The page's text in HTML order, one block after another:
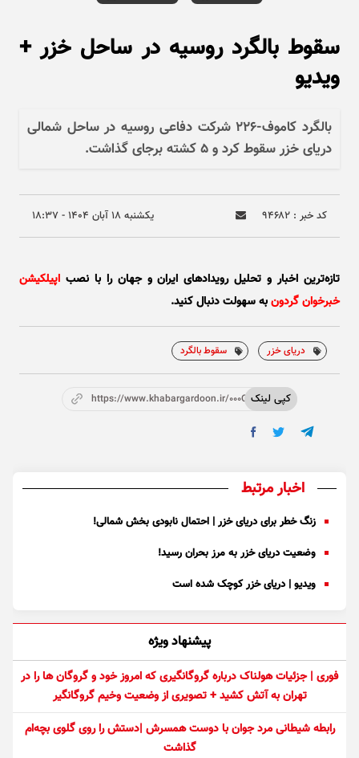
سقوط بالگرد روسیه در ساحل خزر +
ویدیو
بالگرد کاموف-۲۲۶ شرکت دفاعی روسیه در ساحل شمالی
دریای خزر سقوط کرد و ۵ کشته برجای گذاشت.
کد خبر : ۹۴۶۸۲ يکشنبه ۱۸ آبان ۱۴۰۴ - ۱۸:۳۷
تازه‌ترین اخبار و تحلیل‌ رویدادهای ایران و جهان را با نصب اپیلکیشن
خبرخوان گردونبه سهولت دنبال کنید.
دریای خزر سقوط بالگرد
کپی لینکhttps://www.khabargardoon.ir/000Od8
اخبار مرتبط
زنگ خطر برای دریای خزر | احتمال نابودی بخش شمالی!
وضعیت دریای خزر به مرز بحران رسید!
ویدیو | دریای خزر کوچک شده است
پیشنهاد ویژه
فوری | جزئیات هولناک درباره گروگانگیری که امروز خود و گروگان ها را در
تهران به آتش کشید + تصویری از وضعیت وخیم گروگانگیر
رابطه شیطانی مرد جوان با دوست همسرش |دستش را روی گلوی بچه‌ام
گذاشت